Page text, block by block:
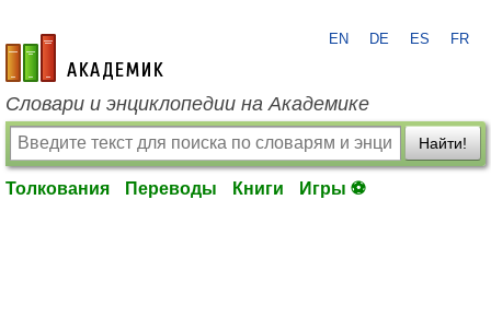
academic.ru
EN DE ES FR
Словари и энциклопедии на Академике
Найти!
Толкования Переводы Книги Игры ⚽